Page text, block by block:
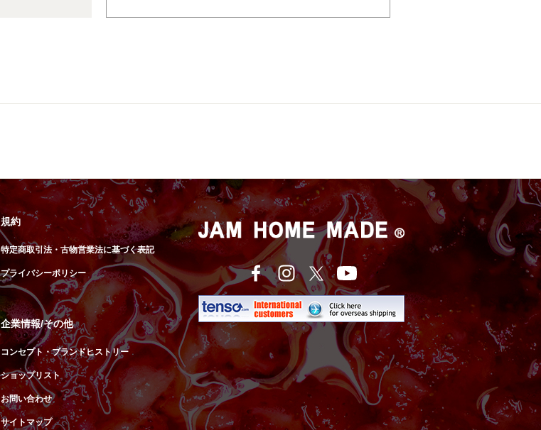
規約
特定商取引法・古物営業法に基づく表記
プライバシーポリシー
企業情報/その他
コンセプト・ブランドヒストリー
ショップリスト
お問い合わせ
サイトマップ